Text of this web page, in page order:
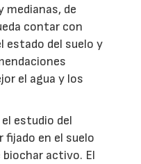
medianas, de
contar con
estado del suelo y
el agua y los
estudio del
fijado en el suelo
activo. El